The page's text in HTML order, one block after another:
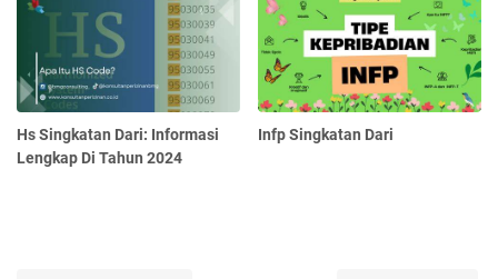
Hs Singkatan Dari: Informasi
Lengkap Di Tahun 2024
Infp Singkatan Dari